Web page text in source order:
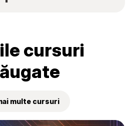
cursuri
multe cursuri